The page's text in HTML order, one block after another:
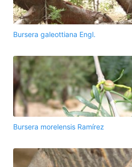
Bursera galeottiana Engl.
Bursera morelensis Ramírez